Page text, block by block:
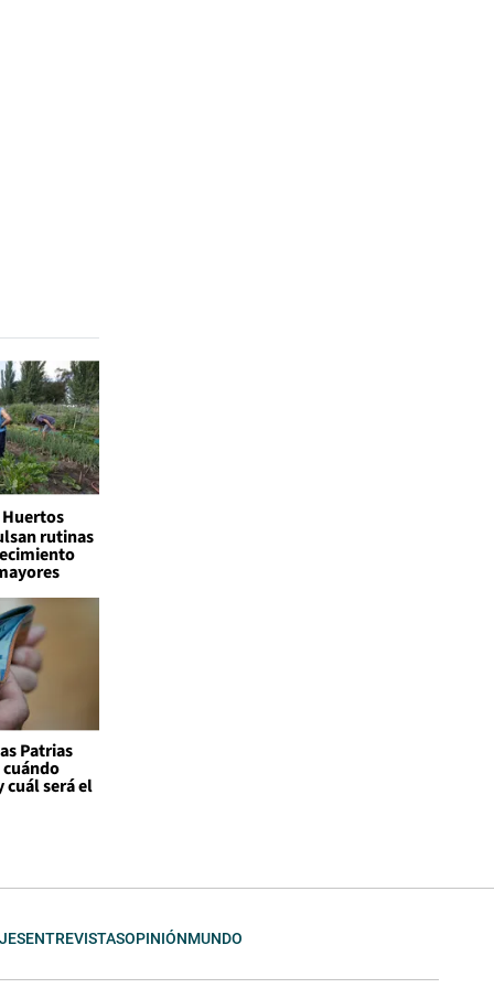
Huertos
rutinas
Patrias
cuál será el
ENTREVISTASOPINIÓNMUNDO